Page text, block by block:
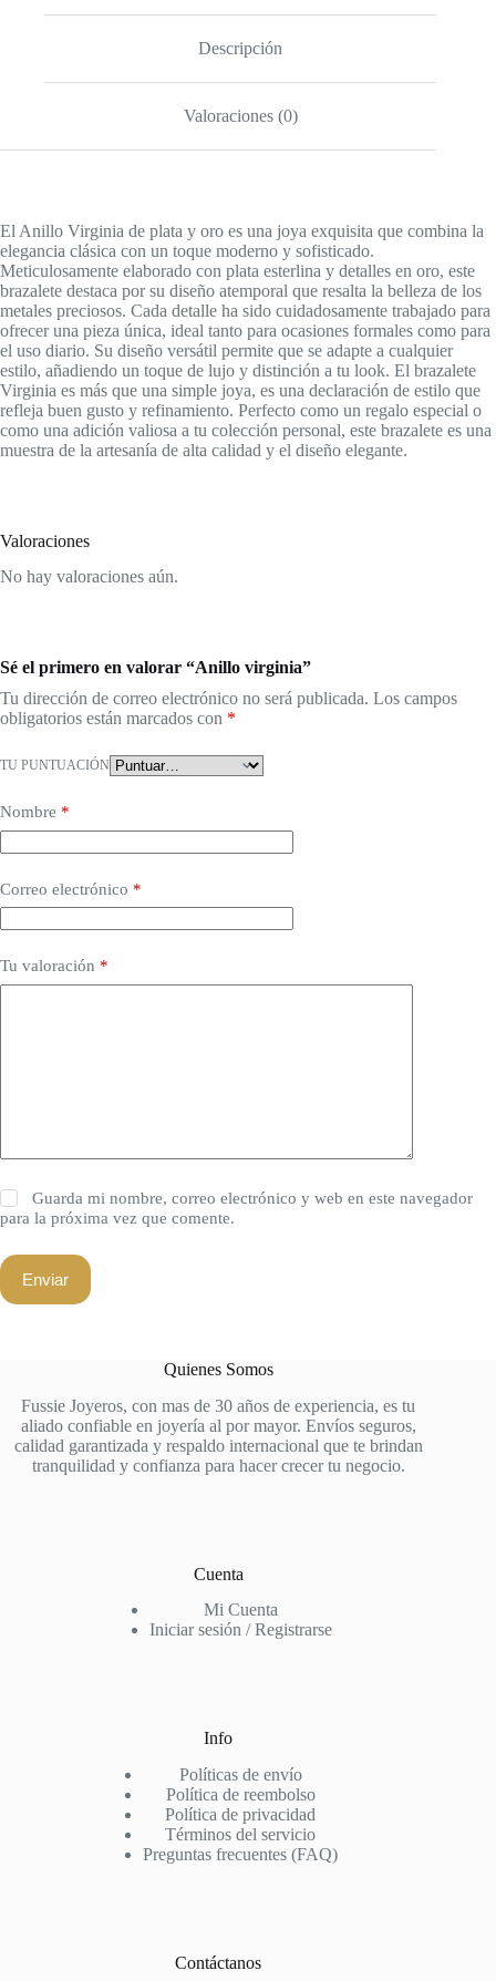
Descripción
Valoraciones (0)
El Anillo Virginia de plata y oro es una joya exquisita que combina la
elegancia clásica con un toque moderno y sofisticado.
Meticulosamente elaborado con plata esterlina y detalles en oro, este
brazalete destaca por su diseño atemporal que resalta la belleza de los
metales preciosos. Cada detalle ha sido cuidadosamente trabajado para
ofrecer una pieza única, ideal tanto para ocasiones formales como para
el uso diario. Su diseño versátil permite que se adapte a cualquier
estilo, añadiendo un toque de lujo y distinción a tu look. El brazalete
Virginia es más que una simple joya, es una declaración de estilo que
refleja buen gusto y refinamiento. Perfecto como un regalo especial o
como una adición valiosa a tu colección personal, este brazalete es una
muestra de la artesanía de alta calidad y el diseño elegante.
Valoraciones
No hay valoraciones aún.
Sé el primero en valorar “Anillo virginia”
Tu dirección de correo electrónico no será publicada. Los campos
obligatorios están marcados con *
TU PUNTUACIÓN
Nombre *
Correo electrónico *
Tu valoración *
Guarda mi nombre, correo electrónico y web en este navegador
para la próxima vez que comente.
Enviar
Quienes Somos
Fussie Joyeros, con mas de 30 años de experiencia, es tu
aliado confiable en joyería al por mayor. Envíos seguros,
calidad garantizada y respaldo internacional que te brindan
tranquilidad y confianza para hacer crecer tu negocio.
Cuenta
Mi Cuenta
Iniciar sesión / Registrarse
Info
Políticas de envío
Política de reembolso
Política de privacidad
Términos del servicio
Preguntas frecuentes (FAQ)
Contáctanos